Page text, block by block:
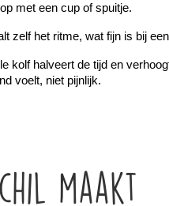
met een cup of spuitje.
zelf het ritme, wat fijn is bij
kolf halveert de tijd en
voelt, niet pijnlijk.
maakt